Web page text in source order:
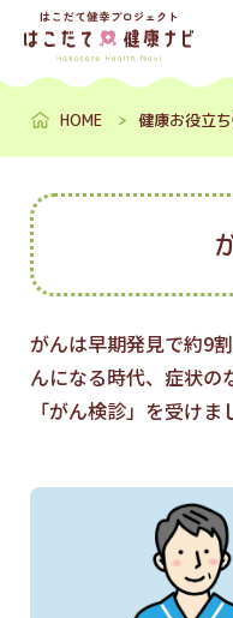
HOME 健康お役立
がんは早期発見で約9
んになる時代、症状の
「がん検診」を受けま